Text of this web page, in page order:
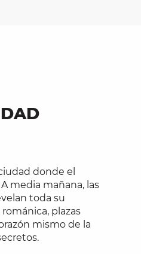
donde el
media mañana, las
toda su
románica, plazas
mismo de la